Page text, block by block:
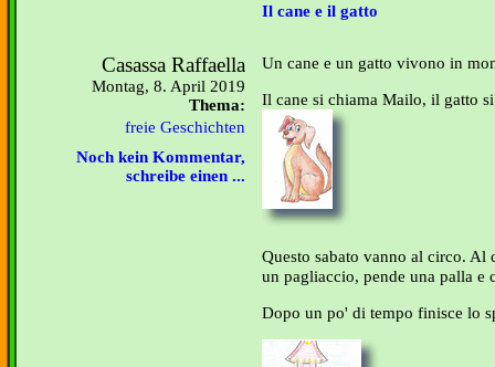
Il cane e il gatto
Casassa Raffaella
Montag, 8. April 2019
Thema:
freie Geschichten
Noch kein Kommentar,
schreibe einen ...
Un cane e un gatto vivono in
Il cane si chiama Mailo, il gatto
Questo sabato vanno al circo.
un pagliaccio, pende una palla e
Dopo un po' di tempo finisce lo